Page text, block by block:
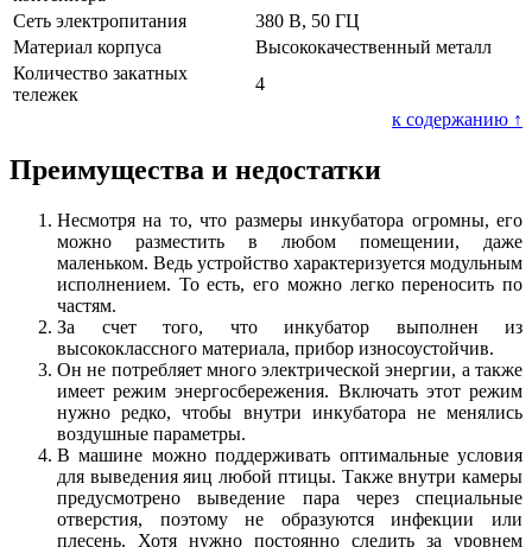
Сеть электропитания
380 В, 50 ГЦ
Материал корпуса
Высококачественный металл
Количество закатных
тележек
4
к содержанию ↑
Преимущества и недостатки
Несмотря на то, что размеры инкубатора огромны, его
можно разместить в любом помещении, даже
маленьком. Ведь устройство характеризуется модульным
исполнением. То есть, его можно легко переносить по
частям.
За счет того, что инкубатор выполнен из
высококлассного материала, прибор износоустойчив.
Он не потребляет много электрической энергии, а также
имеет режим энергосбережения. Включать этот режим
нужно редко, чтобы внутри инкубатора не менялись
воздушные параметры.
В машине можно поддерживать оптимальные условия
для выведения яиц любой птицы. Также внутри камеры
предусмотрено выведение пара через специальные
отверстия, поэтому не образуются инфекции или
плесень. Хотя нужно постоянно следить за уровнем